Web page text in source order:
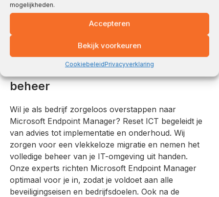
mogelijkheden.
Accepteren
Bekijk voorkeuren
CookiebeleidPrivacyverklaring
efficiëntie en effectiviteit van je IT-processen
Reset ICT: jouw partner voor
Microsoft Endpoint Manager en IT-
beheer
Wil je als bedrijf zorgeloos overstappen naar
Microsoft Endpoint Manager? Reset ICT begeleidt je
van advies tot implementatie en onderhoud. Wij
zorgen voor een vlekkeloze migratie en nemen het
volledige beheer van je IT-omgeving uit handen.
Onze experts richten Microsoft Endpoint Manager
optimaal voor je in, zodat je voldoet aan alle
beveiligingseisen en bedrijfsdoelen. Ook na de